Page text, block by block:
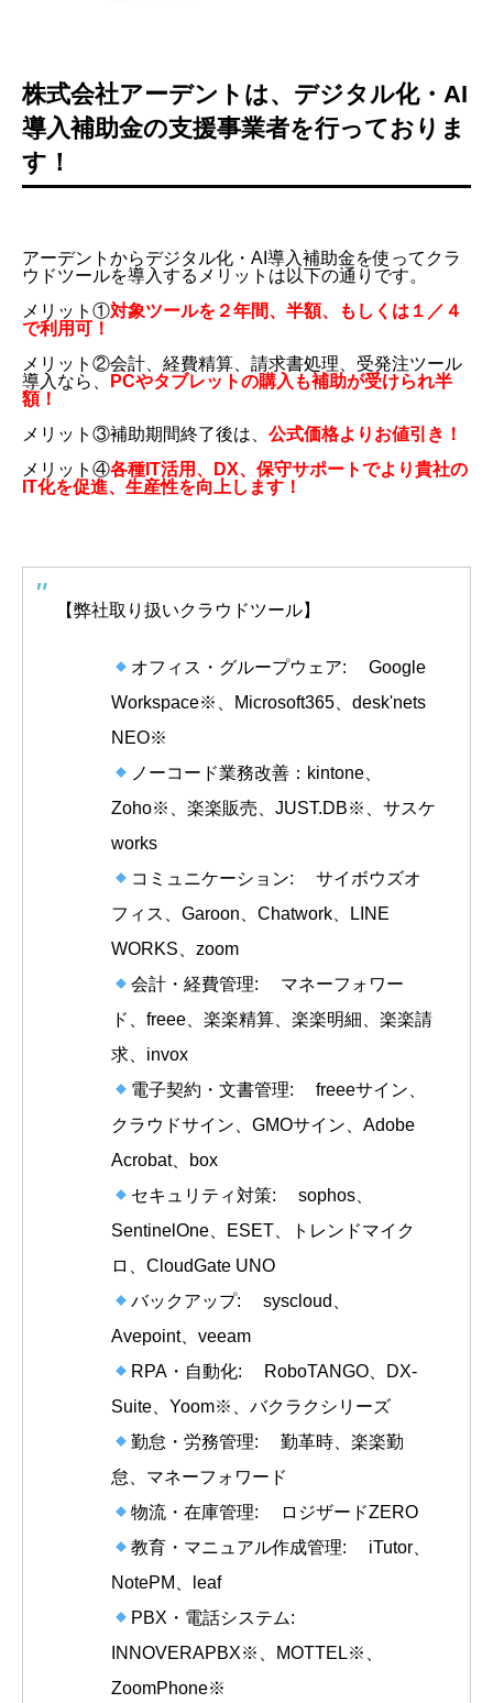
株式会社アーデントは、デジタル化・AI
導入補助金の支援事業者を行っておりま
す！
アーデントからデジタル化・AI導入補助金を使ってクラ
ウドツールを導入するメリットは以下の通りです。
メリット①対象ツールを２年間、半額、もしくは１／４
で利用可！
メリット②会計、経費精算、請求書処理、受発注ツール
導入なら、
PCやタブレットの購入も補助が受けられ半
額！
メリット③補助期間終了後は、 公式価格よりお値引き！
メリット④各種IT活用、DX、保守サポートでより貴社の
IT化を促進、生産性を向上します！
【弊社取り扱いクラウドツール】
オフィス・グループウェア: Google
Workspace※、Microsoft365、desk'nets
NEO※
ノーコード業務改善：kintone、
Zoho※、楽楽販売、JUST.DB※、サスケ
works
コミュニケーション: サイボウズオ
フィス、Garoon、Chatwork、LINE
WORKS、zoom
会計・経費管理: マネーフォワー
ド、freee、楽楽精算、楽楽明細、楽楽請
求、invox
電子契約・文書管理: freeeサイン、
クラウドサイン、GMOサイン、Adobe
Acrobat、box
セキュリティ対策: sophos、
SentinelOne、ESET、トレンドマイク
ロ、CloudGate UNO
バックアップ: syscloud、
Avepoint、veeam
RPA・自動化: RoboTANGO、DX-
Suite、Yoom※、バクラクシリーズ
勤怠・労務管理: 勤革時、楽楽勤
怠、マネーフォワード
物流・在庫管理: ロジザードZERO
教育・マニュアル作成管理: iTutor、
NotePM、leaf
PBX・電話システム:
INNOVERAPBX※、MOTTEL※、
ZoomPhone※